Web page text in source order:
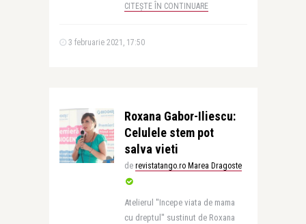
CITEȘTE ÎN CONTINUARE
3 februarie 2021, 17:50
Roxana Gabor-Iliescu:
Celulele stem pot
salva vieti
de revistatango.ro Marea Dragoste
Atelierul ''Incepe viata de mama
cu dreptul'' sustinut de Roxana